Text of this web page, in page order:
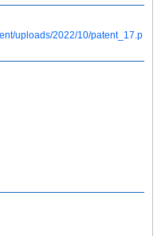
uploads/2022/10/patent_17.p